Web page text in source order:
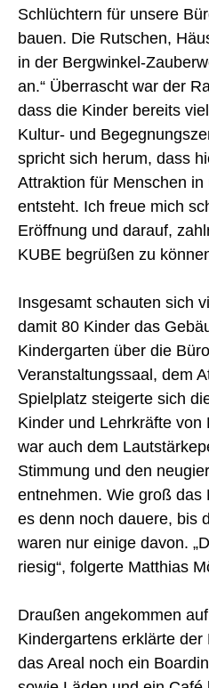
Schlüchtern für unsere
bauen. Die Rutschen,
in der Bergwinkel-
an.“ Überrascht war der
dass die Kinder bereits
Kultur- und
spricht sich herum, dass
Attraktion für Menschen
entsteht. Ich freue mich
Eröffnung und darauf,
KUBE begrüßen zu
Insgesamt schauten sich
damit 80 Kinder das
Kindergarten über die
Veranstaltungssaal, dem
Spielplatz steigerte sich
Kinder und Lehrkräfte von
war auch dem
Stimmung und den
entnehmen. Wie groß das
es denn noch dauere, bis
waren nur einige davon.
riesig“, folgerte Matthias
Draußen angekommen
Kindergartens erklärte
das Areal noch ein